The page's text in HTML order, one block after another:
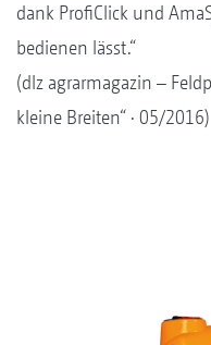
dank ProfiClick und
bedienen lässt.“
(dlz agrarmagazin –
kleine Breiten“ · 05/2016)